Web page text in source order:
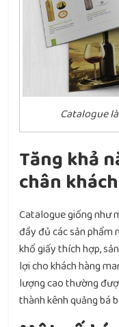
Catalogue
Tăng khả
chân
Catalogue giống như
đầy đủ các sản phẩm
khổ giấy thích hợp,
lợi cho khách hàng
lượng cao thường
thành kênh quảng bá